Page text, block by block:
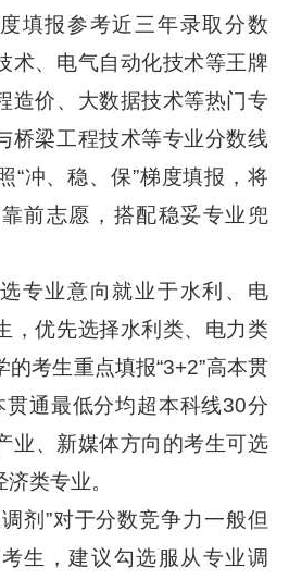
填报参考近三年录取分数
术、电气自动化技术等王牌
造价、大数据技术等热门专
桥梁工程技术等专业分数线
“冲、稳、保”梯度填报，将
前志愿，搭配稳妥专业兜
专业意向就业于水利、电
，优先选择水利类、电力类
考生重点填报“3+2”高本贯
通最低分均超本科线30分
业、新媒体方向的考生可选
类专业。
剂”对于分数竞争力一般但
生，建议勾选服从专业调